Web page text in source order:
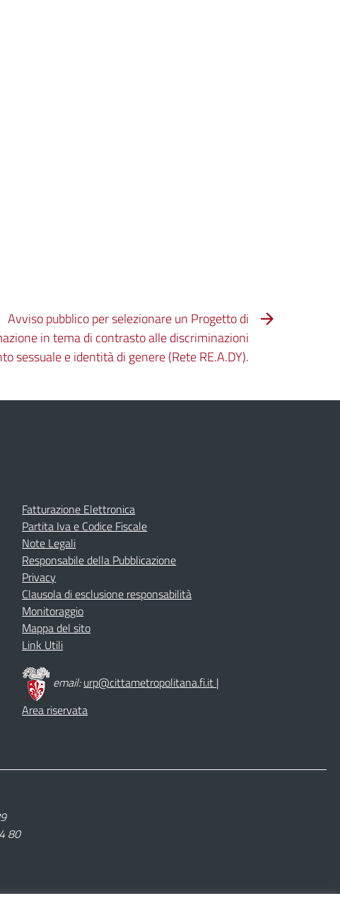
Avviso pubblico per selezionare un Progetto di
in tema di contrasto alle discriminazioni
sessuale e identità di genere (Rete RE.A.DY).
Fatturazione Elettronica
Partita Iva e Codice Fiscale
Note Legali
Responsabile della Pubblicazione
Privacy
Clausola di esclusione responsabilità
Monitoraggio
Mappa del sito
Link Utili
email:urp@cittametropolitana.fi.it |
Area riservata
80